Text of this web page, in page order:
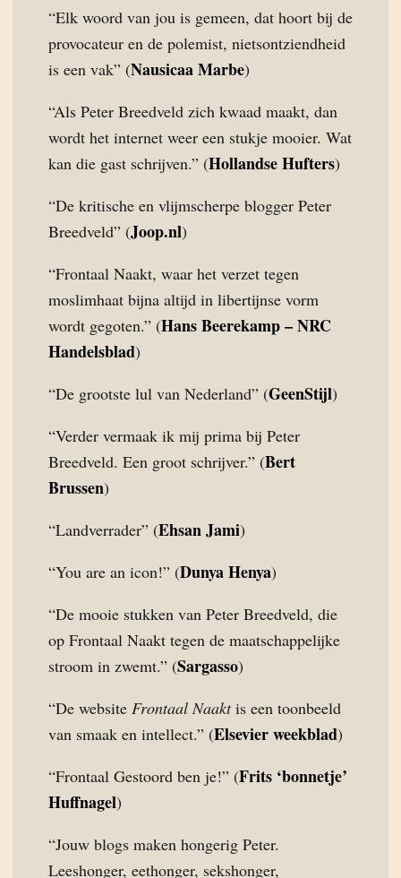
“Elk woord van jou is gemeen, dat hoort bij de
provocateur en de polemist, nietsontziendheid
is een vak” (Nausicaa Marbe)
“Als Peter Breedveld zich kwaad maakt, dan
wordt het internet weer een stukje mooier. Wat
kan die gast schrijven.” (Hollandse Hufters)
“De kritische en vlijmscherpe blogger Peter
Breedveld” (Joop.nl)
“Frontaal Naakt, waar het verzet tegen
moslimhaat bijna altijd in libertijnse vorm
wordt gegoten.” (Hans Beerekamp – NRC
Handelsblad)
“De grootste lul van Nederland” (GeenStijl)
“Verder vermaak ik mij prima bij Peter
Breedveld. Een groot schrijver.” (Bert
Brussen)
“Landverrader” (Ehsan Jami)
“You are an icon!” (Dunya Henya)
“De mooie stukken van Peter Breedveld, die
op Frontaal Naakt tegen de maatschappelijke
stroom in zwemt.” (Sargasso)
“De website Frontaal Naaktis een toonbeeld
van smaak en intellect.” (Elsevier weekblad)
“Frontaal Gestoord ben je!” (Frits ‘bonnetje’
Huffnagel)
“Jouw blogs maken hongerig Peter.
Leeshonger, eethonger, sekshonger,